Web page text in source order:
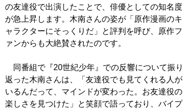
の友達役で出演したことで、俳優としての知名度
が急上昇します。木南さんの姿が「原作漫画のキ
ャラクターにそっくりだ」と評判を呼び、原作フ
ァンからも大絶賛されたのです。
同番組で『20世紀少年』での反響について振り
返った木南さんは、「友達役でも見てくれる人が
いるんだって、マインドが変わった。お友達役の
楽しさを見つけた」と笑顔で語っており、バイプ